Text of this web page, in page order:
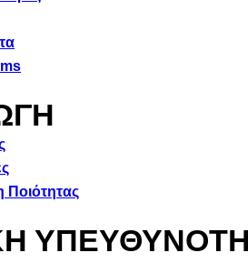
Ποιότητας